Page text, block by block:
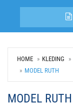
HOME KLEDING
MODEL RUTH
MODEL RUTH